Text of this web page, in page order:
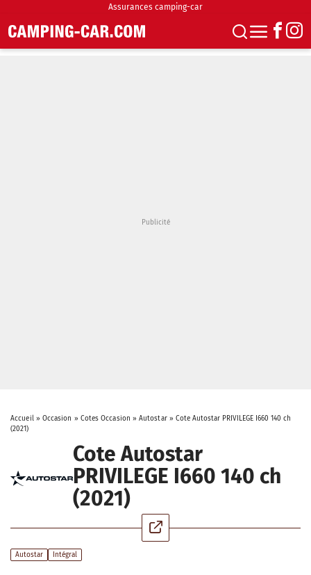
Assurances camping-car
Accueil» Occasion » Cotes Occasion » Autostar» Cote Autostar PRIVILEGE I660 140 ch
(2021)
Cote Autostar
PRIVILEGE I660 140 ch
(2021)
Autostar Intégral